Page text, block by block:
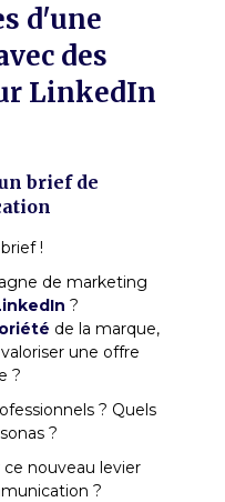
d'une
des
LinkedIn
brief de
!
de marketing
?
de la marque,
une offre
?
? Quels
?
nouveau levier
?